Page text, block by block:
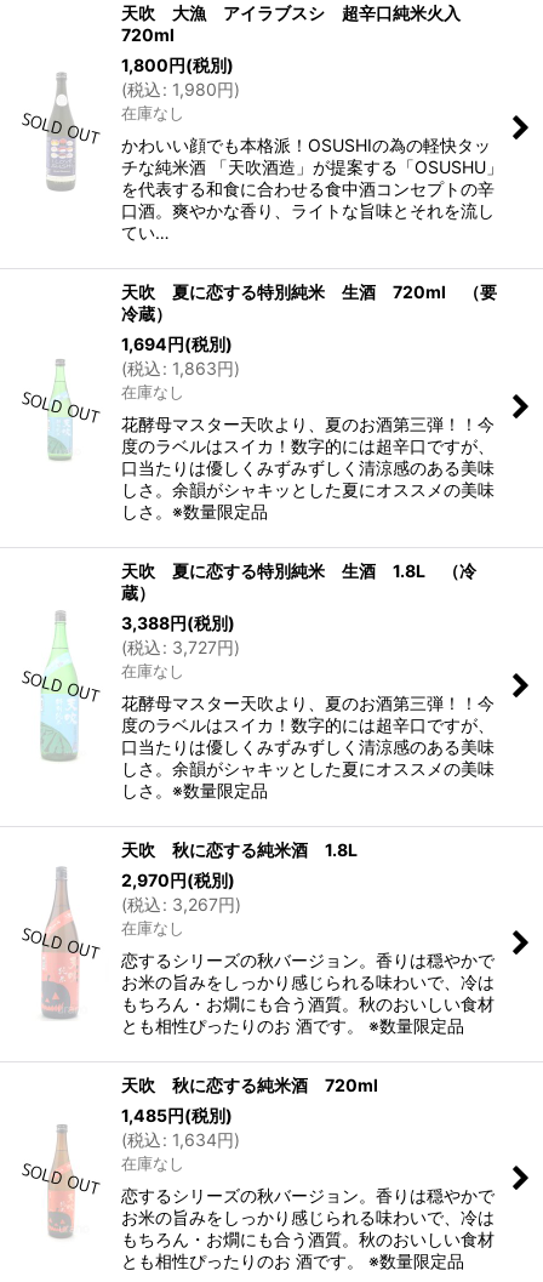
天吹 大漁 アイラブスシ 超辛口純米火入
720ml
1,800円(税別)
(税込: 1,980円)
在庫なし
かわいい顔でも本格派！OSUSHIの為の軽快タッ
チな純米酒 「天吹酒造」が提案する「OSUSHU」
を代表する和食に合わせる食中酒コンセプトの辛
口酒。爽やかな香り、ライトな旨味とそれを流し
てい…
天吹 夏に恋する特別純米 生酒 720ml （要
冷蔵）
1,694円(税別)
(税込: 1,863円)
在庫なし
花酵母マスター天吹より、夏のお酒第三弾！！今
度のラベルはスイカ！数字的には超辛口ですが、
口当たりは優しくみずみずしく清涼感のある美味
しさ。余韻がシャキッとした夏にオススメの美味
しさ。※数量限定品
天吹 夏に恋する特別純米 生酒 1.8L （冷
蔵）
3,388円(税別)
(税込: 3,727円)
在庫なし
花酵母マスター天吹より、夏のお酒第三弾！！今
度のラベルはスイカ！数字的には超辛口ですが、
口当たりは優しくみずみずしく清涼感のある美味
しさ。余韻がシャキッとした夏にオススメの美味
しさ。※数量限定品
天吹 秋に恋する純米酒 1.8L
2,970円(税別)
(税込: 3,267円)
在庫なし
恋するシリーズの秋バージョン。香りは穏やかで
お米の旨みをしっかり感じられる味わいで、冷は
もちろん・お燗にも合う酒質。秋のおいしい食材
とも相性ぴったりのお 酒です。 ※数量限定品
天吹 秋に恋する純米酒 720ml
1,485円(税別)
(税込: 1,634円)
在庫なし
恋するシリーズの秋バージョン。香りは穏やかで
お米の旨みをしっかり感じられる味わいで、冷は
もちろん・お燗にも合う酒質。秋のおいしい食材
とも相性ぴったりのお 酒です。 ※数量限定品